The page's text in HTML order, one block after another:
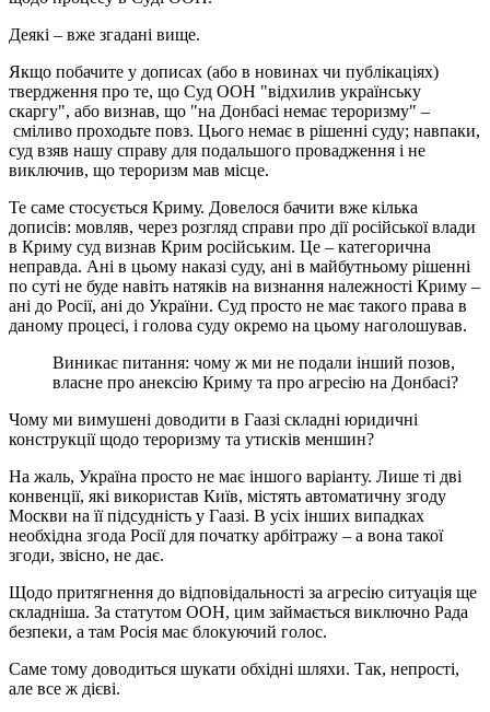
Деякі – вже згадані вище.
Якщо побачите у дописах (або в новинах чи публікаціях)
твердження про те, що Суд ООН "відхилив українську
скаргу", або визнав, що "на Донбасі немає тероризму" –
сміливо проходьте повз. Цього немає в рішенні суду; навпаки,
суд взяв нашу справу для подальшого провадження і не
виключив, що тероризм мав місце.
Те саме стосується Криму. Довелося бачити вже кілька
дописів: мовляв, через розгляд справи про дії російської влади
в Криму суд визнав Крим російським. Це – категорична
неправда. Ані в цьому наказі суду, ані в майбутньому рішенні
по суті не буде навіть натяків на визнання належності Криму –
ані до Росії, ані до України. Суд просто не має такого права в
даному процесі, і голова суду окремо на цьому наголошував.
Виникає питання: чому ж ми не подали інший позов,
власне про анексію Криму та про агресію на Донбасі?
Чому ми вимушені доводити в Гаазі складні юридичні
конструкції щодо тероризму та утисків меншин?
На жаль, Україна просто не має іншого варіанту. Лише ті дві
конвенції, які використав Київ, містять автоматичну згоду
Москви на її підсудність у Гаазі. В усіх інших випадках
необхідна згода Росії для початку арбітражу – а вона такої
згоди, звісно, не дає.
Щодо притягнення до відповідальності за агресію ситуація ще
складніша. За статутом ООН, цим займається виключно Рада
безпеки, а там Росія має блокуючий голос.
Саме тому доводиться шукати обхідні шляхи. Так, непрості,
але все ж дієві.